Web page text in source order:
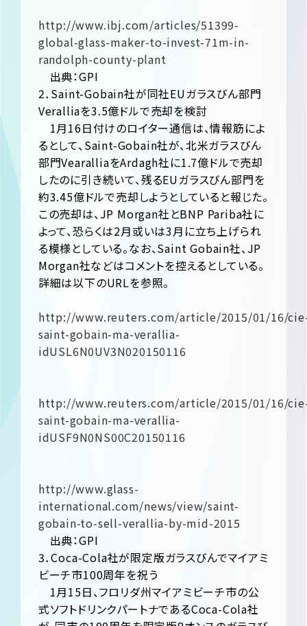
http://www.ibj.com/articles/51399-
global-glass-maker-to-invest-71m-in-
randolph-county-plant
出典：GPI
2．Saint-Gobain社が同社EUガラスびん部門
Veralliaを3.5億ドルで売却を検討
1月16日付けのロイター通信は、情報筋によ
るとして、Saint-Gobain社が、北米ガラスびん
部門VearalliaをArdagh社に1.7億ドルで売却
したのに引き続いて、残るEUガラスびん部門を
約3.45億ドルで売却しようとしていると報じた。
この売却は、JP Morgan社とBNP Pariba社に
よって、恐らくは2月或いは3月に立ち上げられ
る模様としている。なお、Saint Gobain社、JP
Morgan社などはコメントを控えるとしている。
詳細は以下のURLを参照。
http://www.reuters.com/article/2015/01/16/
saint-gobain-ma-verallia-
idUSL6N0UV3N020150116
http://www.reuters.com/article/2015/01/16/
saint-gobain-ma-verallia-
idUSF9N0NS00C20150116
http://www.glass-
international.com/news/view/saint-
gobain-to-sell-verallia-by-mid-2015
出典：GPI
3．Coca-Cola社が限定版ガラスびんでマイアミ
ビーチ市100周年を祝う
1月15日、フロリダ州マイアミビーチ市の公
式ソフトドリンクパートナであるCoca-Cola社